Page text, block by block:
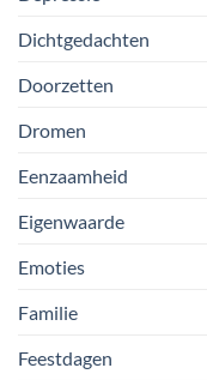
Dichtgedachten
Doorzetten
Dromen
Eenzaamheid
Eigenwaarde
Emoties
Familie
Feestdagen